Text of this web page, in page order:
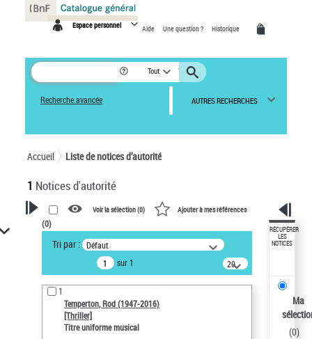
Espace personnel Aide Une question ? Historique
Tout
Recherche avancée AUTRES RECHERCHES
Accueil Liste de notices d’autorité
1 Notices d'autorité
VOTRE RECHERCHE
Recherche avancée dans les
notices d’autorité
Œuvres liées à l'auteur :
Temperton, Rod (1947-2016)
Auteur d’œuvre
Voir la sélection (0) Ajouter à mes références
(0)
Tri par : Défaut
sur 1
20
résultats/page
1
Temperton, Rod (1947-2016)
[Thriller]
Titre uniforme musical
RÉCUPÉRER
LES
NOTICES
Ma
(0)
Panneau de gestion des cookies